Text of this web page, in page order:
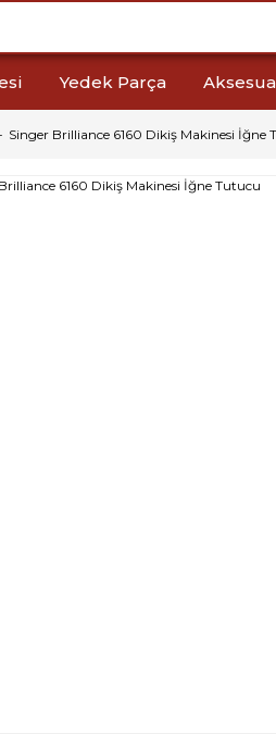
Yedek Parça
Singer Brilliance 6160 Dikiş Makinesi İğne